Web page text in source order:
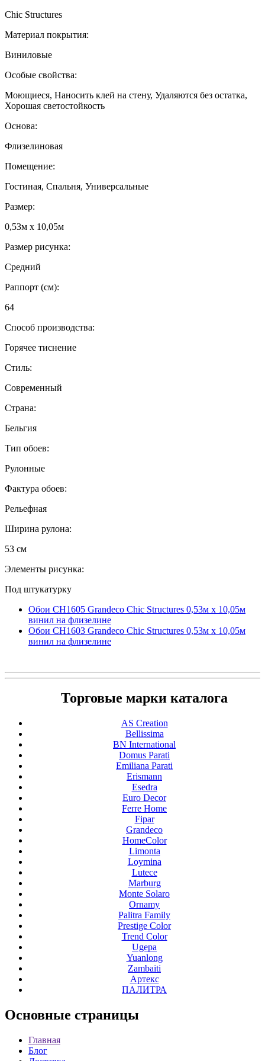
Chic Structures
Материал покрытия:
Виниловые
Особые свойства:
Моющиеся, Наносить клей на стену, Удаляются без остатка,
Хорошая светостойкость
Основа:
Флизелиновая
Помещение:
Гостиная, Спальня, Универсальные
Размер:
0,53м x 10,05м
Размер рисунка:
Средний
Раппорт (см):
64
Способ производства:
Горячее тиснение
Стиль:
Современный
Страна:
Бельгия
Тип обоев:
Рулонные
Фактура обоев:
Рельефная
Ширина рулона:
53 см
Элементы рисунка:
Под штукатурку
Обои CH1605 Grandeco Chic Structures 0,53м x 10,05м
винил на флизелине
Обои CH1603 Grandeco Chic Structures 0,53м x 10,05м
винил на флизелине
Торговые марки каталога
AS Creation
Bellissima
BN International
Domus Parati
Emiliana Parati
Erismann
Esedra
Euro Decor
Ferre Home
Fipar
Grandeco
HomeColor
Limonta
Loymina
Lutece
Marburg
Monte Solaro
Ornamy
Palitra Family
Prestige Color
Trend Color
Ugepa
Yuanlong
Zambaiti
Артекс
ПАЛИТРА
Основные страницы
Главная
Блог